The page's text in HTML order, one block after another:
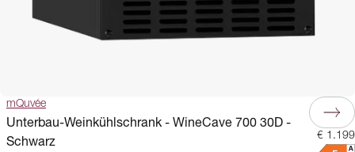
mQuvée
Unterbau-Weinkühlschrank - WineCave 700 30D -
Schwarz
€ 1.199